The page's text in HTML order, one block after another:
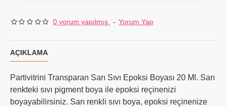
0 yorum yapılmış. - Yorum Yap
AÇIKLAMA
Partivitrini Transparan Sarı Sıvı Epoksi Boyası 20 Ml. Sarı
renkteki sıvı pigment boya ile epoksi reçinenizi
boyayabilirsiniz. Sarı renkli sıvı boya, epoksi reçinenize